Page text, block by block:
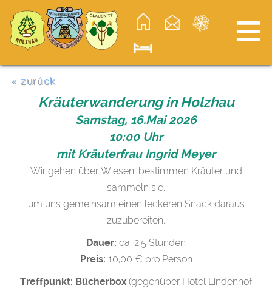
« zurück
Kräuterwanderung in Holzhau
Samstag, 16.Mai 2026
10:00 Uhr
mit Kräuterfrau Ingrid Meyer
Wir gehen über Wiesen, bestimmen Kräuter und
sammeln sie,
um uns gemeinsam einen leckeren Snack daraus
zuzubereiten.
Dauer: ca. 2,5 Stunden
Preis: 10,00 € pro Person
Treffpunkt: Bücherbox (gegenüber Hotel Lindenhof
≡